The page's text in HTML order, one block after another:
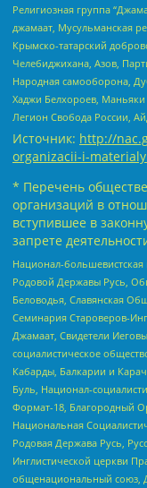
Религиозная группа
джамаат, Мусульманская
Крымско-татарский
Челебиджихана, Азов,
Народная самооборона,
Хаджи Белхороев,
Легион Свобода России,
Источник: http://
organizacii-i-
* Перечень
организаций в
вступившее в
запрете
Национал-
Родовой Державы Русь,
Беловодья, Славянская
Семинария Староверов-
Джамаат, Свидетели
социалистическое
Кабарды, Балкарии и
Буль, Национал-
Формат-18, Благородный
Национальная
Родовая Держава Русь,
Инглистической церкви
общенациональный союз,